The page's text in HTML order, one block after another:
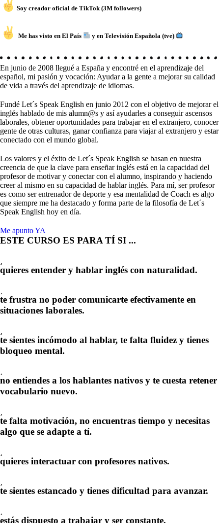
Soy creador oficial de TikTok (3M followers)
Me has visto en El País y en Televisión Española (tve)
En junio de 2008 llegué a España y encontré en el aprendizaje del
español, mi pasión y vocación: Ayudar a la gente a mejorar su calidad
de vida a través del aprendizaje de idiomas.
Fundé Let´s Speak English en junio 2012 con el objetivo de mejorar el
inglés hablado de mis alumn@s y así ayudarles a conseguir ascensos
laborales, obtener oportunidades para trabajar en el extranjero, conocer
gente de otras culturas, ganar confianza para viajar al extranjero y estar
conectado con el mundo global.
Los valores y el éxito de Let´s Speak English se basan en nuestra
creencia de que la clave para enseñar inglés está en la capacidad del
profesor de motivar y conectar con el alumno, inspirando y haciendo
creer al mismo en su capacidad de hablar inglés. Para mí, ser profesor
es como ser entrenador de deporte y esa mentalidad de Coach es algo
que siempre me ha destacado y forma parte de la filosofía de Let´s
Speak English hoy en día.
Me apunto YA
ESTE CURSO ES PARA TÍ SI ...
quieres entender y hablar inglés con naturalidad.
te frustra no poder comunicarte efectivamente en
situaciones laborales.
te sientes incómodo al hablar, te falta fluidez y tienes
bloqueo mental.
no entiendes a los hablantes nativos y te cuesta retener
vocabulario nuevo.
te falta motivación, no encuentras tiempo y necesitas
algo que se adapte a tí.
quieres interactuar con profesores nativos.
te sientes estancado y tienes dificultad para avanzar.
estás dispuesto a trabajar y ser constante.